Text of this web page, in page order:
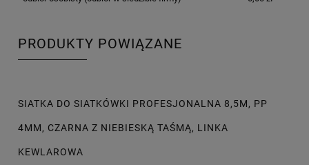
PRODUKTY POWIĄZANE
SIATKA DO SIATKÓWKI PROFESJONALNA 8,5M, PP
4MM, CZARNA Z NIEBIESKĄ TAŚMĄ, LINKA
KEWLAROWA